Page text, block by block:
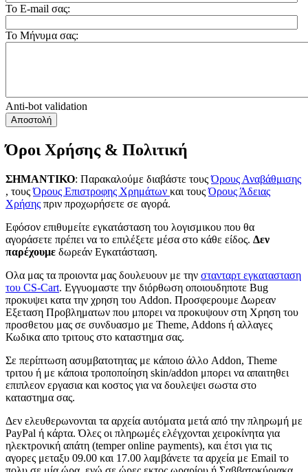
Το E-mail σας:
Το Μήνυμα σας:
Anti-bot validation
Αποστολή
Όροι Χρήσης & Πολιτική
ΣΗΜΑΝΤΙΚΟ: Παρακαλούμε διαβάστε τουςΌρους Αναβάθμισης
, τουςΌρους Επιστροφης Χρημάτων και τουςΌρους Άδειας
Χρήσης πριν προχωρήσετε σε αγορά.
Εφόσον επιθυμείτε εγκατάσταση του λογισμικου που θα
αγοράσετε πρέπει να το επιλέξετε μέσα στο κάθε είδος. Δεν
παρέχουμε δωρεάν Εγκατάσταση.
Ολα μας τα προιοντα μας δουλευουν με την στανταρτ εγκατασταση
του CS-Cart. Εγγυομαστε την διόρθωση οποιουδηποτε Bug
προκυψει κατα την χρηση του Addon. Προσφερουμε Δωρεαν
Εξεταση Προβληματων που μπορει να προκυψουν στη Χρηση του
προσθετου μας σε συνδυασμο με Theme, Addons ή αλλαγες
Κωδικα απο τριτους στο καταστημα σας.
Σε περίπτωση ασυμβατοτητας με κάποιο άλλο Addon, Theme
τριτου ή με κάποια τροποπoίηση skin/addon μπορει να απαιτηθει
επιπλεον εργασια και κοστος για να δουλεψει σωστα στο
καταστημα σας.
Δεν ελευθερωνονται τα αρχεία αυτόματα μετά από την πληρωμή με
PayPal ή κάρτα. Όλες οι πληρωμές ελέγχονται χειροκίνητα για
ηλεκτρονική απάτη (temper online payments), και έτσι για τις
αγορες μεταξυ 09.00 και 17.00 λαμβάνετε τα αρχεία με Email το